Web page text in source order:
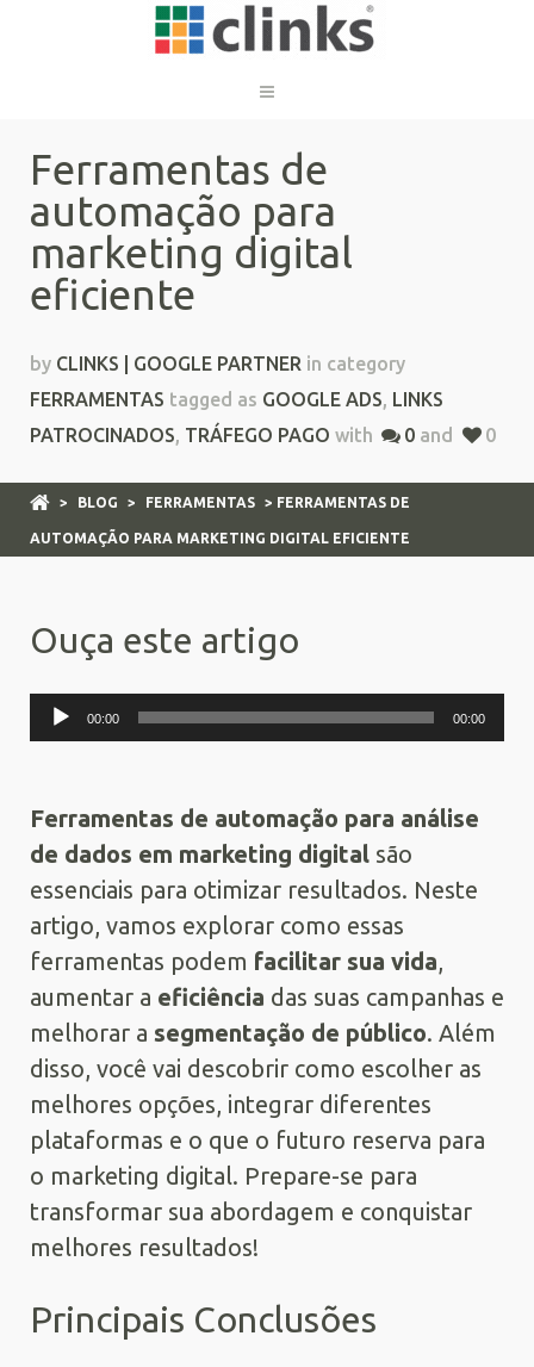
Ferramentas de
automação para
marketing digital
eficiente
by CLINKS | GOOGLE PARTNER in category
FERRAMENTAS tagged as GOOGLE ADS, LINKS
PATROCINADOS, TRÁFEGO PAGO with 0 and 0
> BLOG > FERRAMENTAS > FERRAMENTAS DE
AUTOMAÇÃO PARA MARKETING DIGITAL EFICIENTE
Ouça este artigo
Tocador
de
00:00 00:00
Ferramentas de automação para análise
de dados em marketing digital são
essenciais para otimizar resultados. Neste
artigo, vamos explorar como essas
ferramentas podem facilitar sua vida,
aumentar a eficiência das suas campanhas e
melhorar a segmentação de público. Além
disso, você vai descobrir como escolher as
melhores opções, integrar diferentes
plataformas e o que o futuro reserva para
o marketing digital. Prepare-se para
transformar sua abordagem e conquistar
melhores resultados!
Principais Conclusões